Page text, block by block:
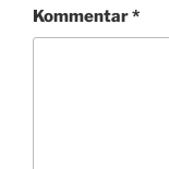
Kommentar*